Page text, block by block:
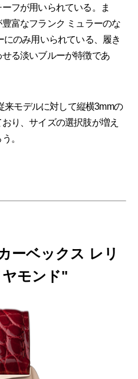
フが用いられている。ま
富なフランク ミュラーのな
のみ用いられている、履き
る淡いブルーが特徴であ
モデルに対して縦横3mmの
り、サイズの選択肢が増え
。
ーベックス レリ
モンド"